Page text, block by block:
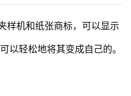
样机和纸张商标，可以显示
以轻松地将其变成自己的。